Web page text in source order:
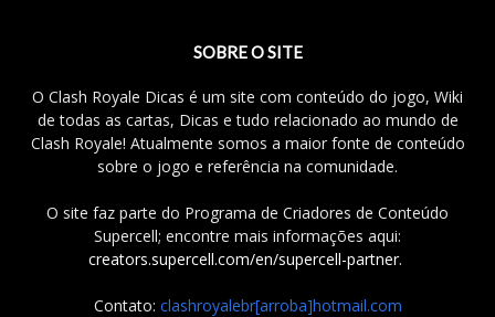
SOBRE O SITE
O Clash Royale Dicas é um site com conteúdo do jogo, Wiki
de todas as cartas, Dicas e tudo relacionado ao mundo de
Clash Royale! Atualmente somos a maior fonte de conteúdo
sobre o jogo e referência na comunidade.
O site faz parte do Programa de Criadores de Conteúdo
Supercell; encontre mais informações aqui:
creators.supercell.com/en/supercell-partner.
Contato: clashroyalebr[arroba]hotmail.com